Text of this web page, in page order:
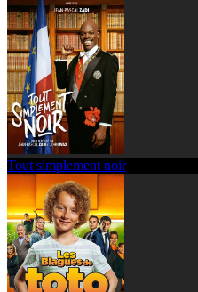
Tout simplement noir